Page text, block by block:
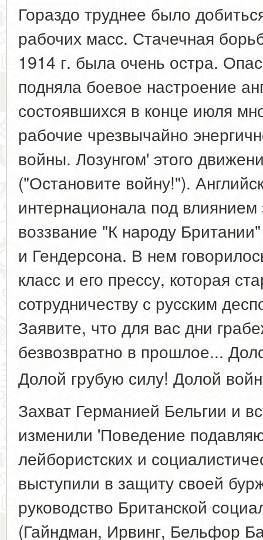
Гораздо труднее было
рабочих масс. Стачечная
1914 г. была очень остра.
подняла боевое настроение
состоявшихся в конце июля
рабочие чрезвычайно
войны. Лозунгом' этого
("Остановите войну!").
интернационала под влиянием
воззвание "К народу
и Гендерсона. В нем
класс и его прессу, которая
сотрудничеству с русским
Заявите, что для вас дни
безвозвратно в прошлое...
Долой грубую силу! Долой
Захват Германией Бельгии и
изменили 'Поведение
лейбористских и
выступили в защиту своей
руководство Британской
(Гайндман, Ирвинг, Бельфор